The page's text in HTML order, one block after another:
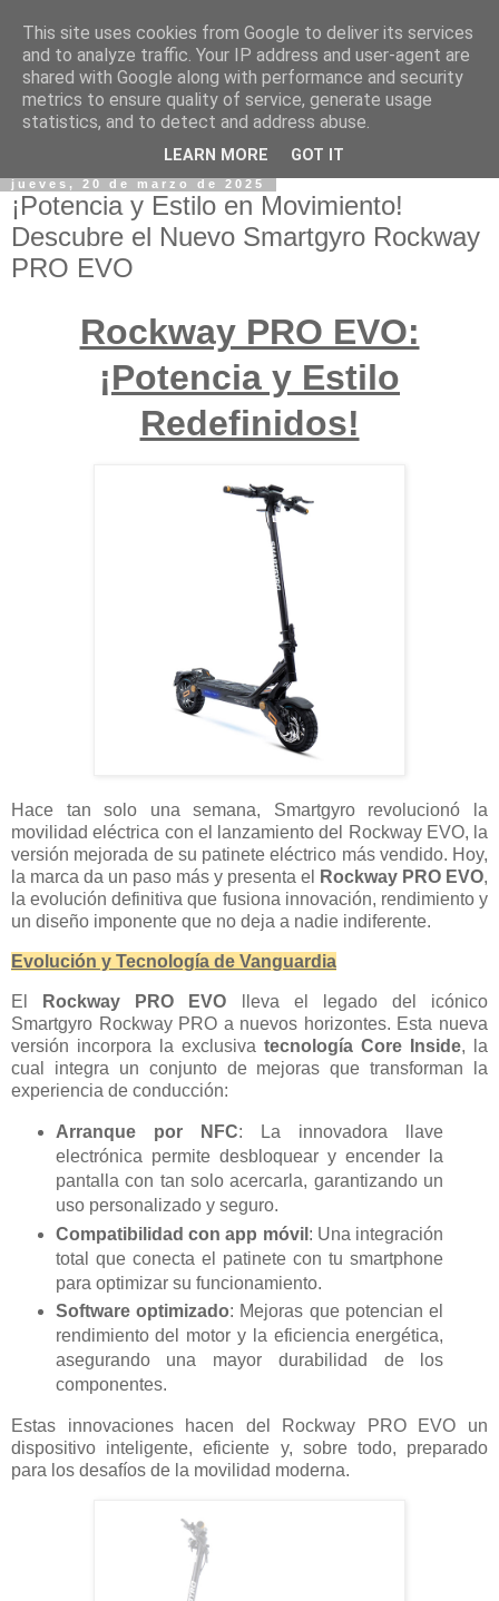
jueves, 20 de marzo de 2025
¡Potencia y Estilo en Movimiento!
Descubre el Nuevo Smartgyro Rockway
PRO EVO
Rockway PRO EVO:
¡Potencia y Estilo
Redefinidos!
Hace tan solo una semana, Smartgyro revolucionó la
movilidad eléctrica con el lanzamiento del Rockway EVO, la
versión mejorada de su patinete eléctrico más vendido. Hoy,
la marca da un paso más y presenta el
Rockway PRO EVO,
la evolución definitiva que fusiona innovación, rendimiento y
un diseño imponente que no deja a nadie indiferente.
Evolución y Tecnología de Vanguardia
El Rockway PRO EVO lleva el legado del icónico
Smartgyro Rockway PRO a nuevos horizontes. Esta nueva
versión incorpora la exclusiva tecnología Core Inside, la
cual integra un conjunto de mejoras que transforman la
experiencia de conducción:
Arranque por NFC: La innovadora llave
electrónica permite desbloquear y encender la
pantalla con tan solo acercarla, garantizando un
uso personalizado y seguro.
Compatibilidad con app móvil : Una integración
total que conecta el patinete con tu smartphone
para optimizar su funcionamiento.
Software optimizado: Mejoras que potencian el
rendimiento del motor y la eficiencia energética,
asegurando una mayor durabilidad de los
componentes.
Estas innovaciones hacen del Rockway PRO EVO un
dispositivo inteligente, eficiente y, sobre todo, preparado
para los desafíos de la movilidad moderna.
This site uses cookies from Google to deliver its services
and to analyze traffic. Your IP address and user-agent are
shared with Google along with performance and security
metrics to ensure quality of service, generate usage
statistics, and to detect and address abuse.
LEARN MORE GOT IT